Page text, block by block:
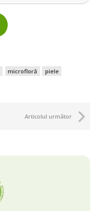
microfloră piele
Articolul următor